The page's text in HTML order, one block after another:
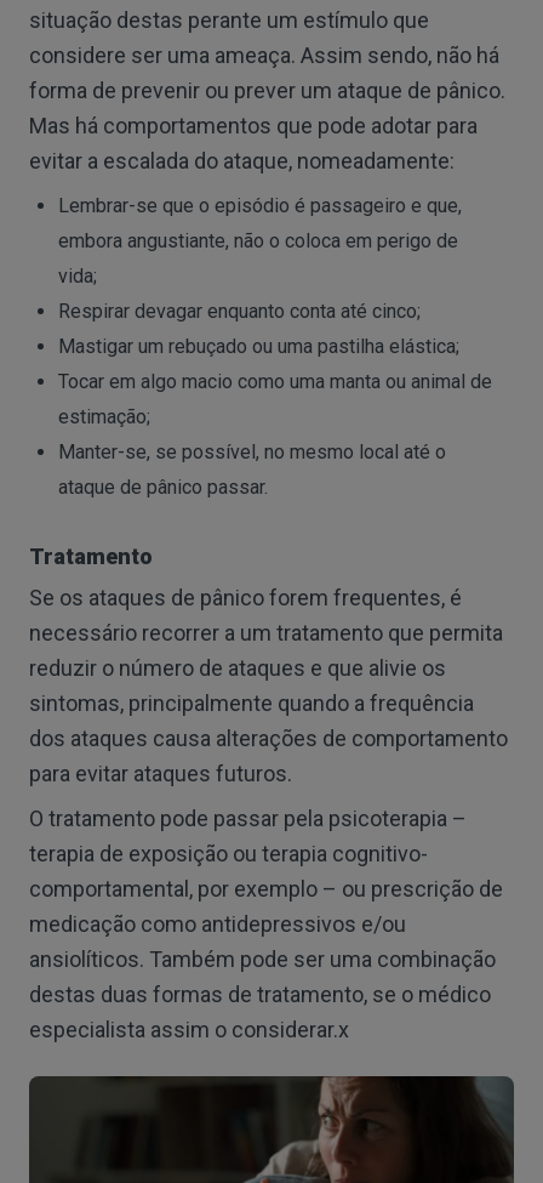
situação destas perante um estímulo que
considere ser uma ameaça. Assim sendo, não há
forma de prevenir ou prever um ataque de pânico.
Mas há comportamentos que pode adotar para
evitar a escalada do ataque, nomeadamente:
Lembrar-se que o episódio é passageiro e que,
embora angustiante, não o coloca em perigo de
vida;
Respirar devagar enquanto conta até cinco;
Mastigar um rebuçado ou uma pastilha elástica;
Tocar em algo macio como uma manta ou animal de
estimação;
Manter-se, se possível, no mesmo local até o
ataque de pânico passar.
Tratamento
Se os ataques de pânico forem frequentes, é
necessário recorrer a um tratamento que permita
reduzir o número de ataques e que alivie os
sintomas, principalmente quando a frequência
dos ataques causa alterações de comportamento
para evitar ataques futuros.
O tratamento pode passar pela psicoterapia –
terapia de exposição ou terapia cognitivo-
comportamental, por exemplo – ou prescrição de
medicação como antidepressivos e/ou
ansiolíticos. Também pode ser uma combinação
destas duas formas de tratamento, se o médico
especialista assim o considerar.x